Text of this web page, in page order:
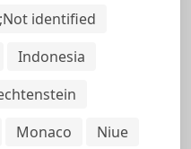
identified
Indonesia
Monaco
Niue